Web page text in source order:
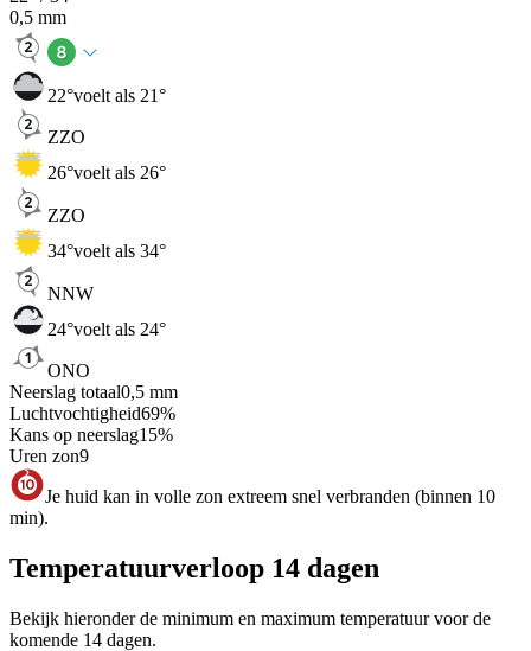
0,5 mm
22°voelt als 21°
ZZO
26°voelt als 26°
ZZO
34°voelt als 34°
NNW
24°voelt als 24°
ONO
Neerslag totaal0,5 mm
Luchtvochtigheid69%
Kans op neerslag15%
Uren zon9
Je huid kan in volle zon extreem snel verbranden (binnen 10
min).
Temperatuurverloop 14 dagen
Bekijk hieronder de minimum en maximum temperatuur voor de
komende 14 dagen.